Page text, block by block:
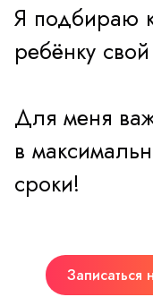
Записаться
Я подбираю
ребёнку
Для меня
в
сроки!